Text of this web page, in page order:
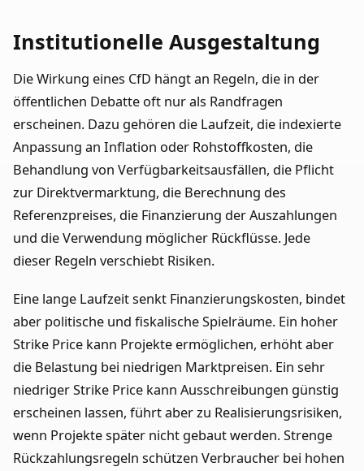
Institutionelle Ausgestaltung
Die Wirkung eines CfD hängt an Regeln, die in der
öffentlichen Debatte oft nur als Randfragen
erscheinen. Dazu gehören die Laufzeit, die indexierte
Anpassung an Inflation oder Rohstoffkosten, die
Behandlung von Verfügbarkeitsausfällen, die Pflicht
zur Direktvermarktung, die Berechnung des
Referenzpreises, die Finanzierung der Auszahlungen
und die Verwendung möglicher Rückflüsse. Jede
dieser Regeln verschiebt Risiken.
Eine lange Laufzeit senkt Finanzierungskosten, bindet
aber politische und fiskalische Spielräume. Ein hoher
Strike Price kann Projekte ermöglichen, erhöht aber
die Belastung bei niedrigen Marktpreisen. Ein sehr
niedriger Strike Price kann Ausschreibungen günstig
erscheinen lassen, führt aber zu Realisierungsrisiken,
wenn Projekte später nicht gebaut werden. Strenge
Rückzahlungsregeln schützen Verbraucher bei hohen